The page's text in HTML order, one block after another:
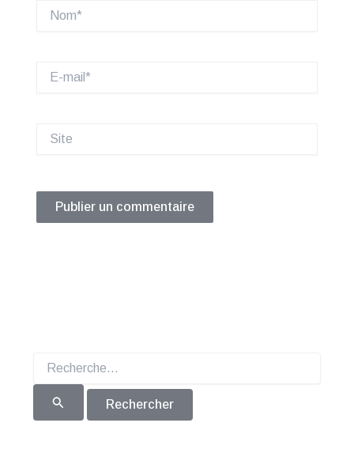
Nom*
mail*
Site
Rechercher :